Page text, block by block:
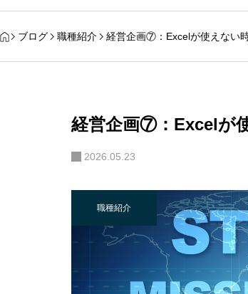
ブログ 職種紹介 経営企画⑦：Excelが使えない
経営企画⑦：Excelが
2026.05.23
職種紹介